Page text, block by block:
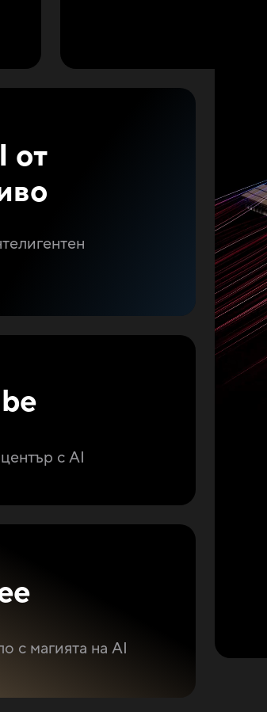
от
с AI
с магията на AI